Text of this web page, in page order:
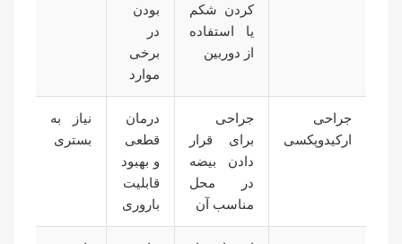
کردن شکم
یا استفاده
از دوربین
بودن
در
برخی
موارد
جراحی
ارکیدوپکسی
جراحی
برای قرار
دادن بیضه
در محل
مناسب آن
درمان
قطعی
و بهبود
قابلیت
باروری
نیاز به
بستری